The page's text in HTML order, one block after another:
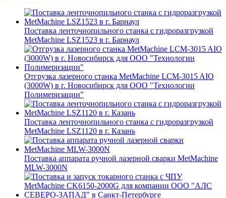
Поставка ленточнопильного станка c гидроразгрузкой
MetMachine LSZ1523 в г. Барнаул
Отгрузка лазерного станка MetMachine LCM-3015 AIO
(3000W) в г. Новосибирск для ООО "Технологии
Полимеризации"
Поставка ленточнопильного станка c гидроразгрузкой
MetMachine LSZ1120 в г. Казань
Поставка аппарата ручной лазерной сварки MetMachine
MLW-3000N